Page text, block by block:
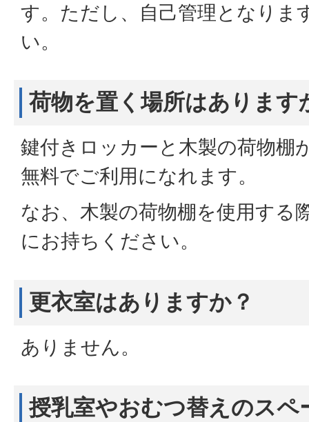
す。ただし、自己管理となりま
い。
荷物を置く場所はあります
鍵付きロッカーと木製の荷物棚
無料でご利用になれます。
なお、木製の荷物棚を使用する
にお持ちください。
更衣室はありますか？
ありません。
授乳室やおむつ替えのスペ